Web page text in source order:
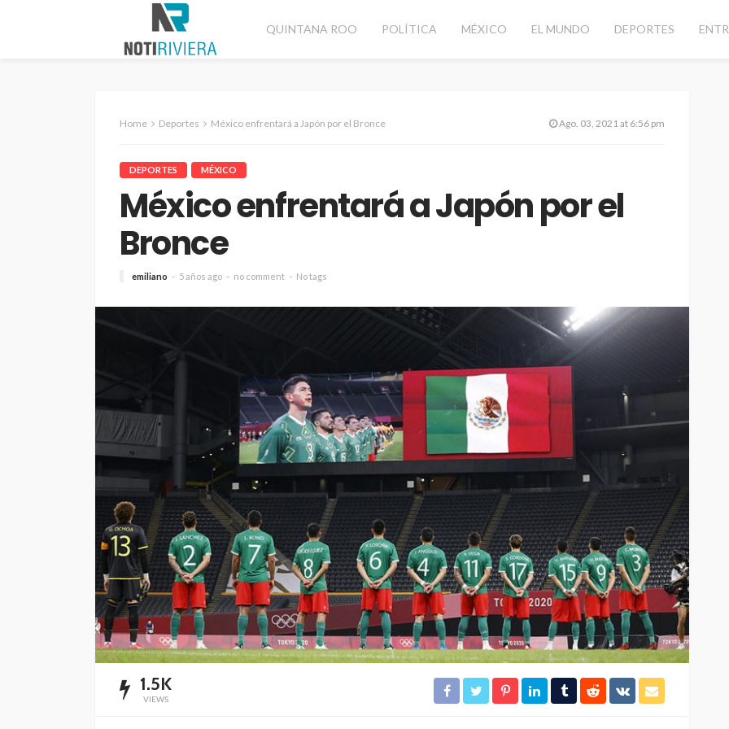
QUINTANA ROO POLÍTICA MÉXICO EL MUNDO DEPORTES
Home Deportes México enfrentará a Japón por el Bronce Ago. 03, 2021 at 6:56 pm
DEPORTES MÉXICO
México enfrentará a Japón por el
Bronce
emiliano 5 años ago no comment No tags
1.5K
VIEWS
Refuerzan seguridad vial con
mantenimiento y
rehabilitación de calles en
Cancún
Redacción 3 horas ago
El tráfico aéreo en México se
reconfigura en la primera
mitad de 2026
Redacción